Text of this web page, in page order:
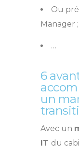
Ou
Manager ;
…
6
un
Avec un
IT du